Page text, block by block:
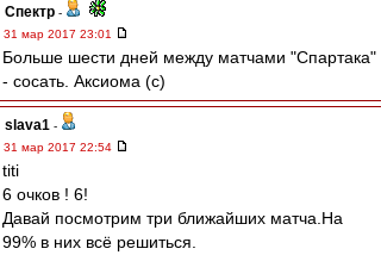
Спектр -
31 мар 2017 23:01
Больше шести дней между матчами "Спартака"
- сосать. Аксиома (с)
slava1 -
31 мар 2017 22:54
titi
6 очков ! 6!
Давай посмотрим три ближайших матча.На
99% в них всё решиться.